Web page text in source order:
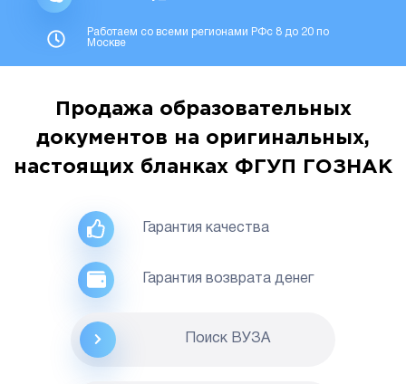
Работаем со всеми регионами РФс 8 до 20 по
Москве
Продажа образовательных
документов на оригинальных,
настоящих бланках ФГУП ГОЗНАК
Гарантия качества
Гарантия возврата денег
Поиск ВУЗА